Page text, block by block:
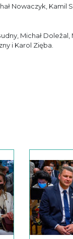
Nowaczyk, Kamil
Michał Doležal,
i Karol Zięba.